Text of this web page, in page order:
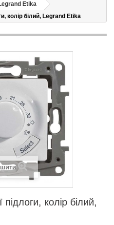
Etika
колір білий, Legrand Etika
колір білий,